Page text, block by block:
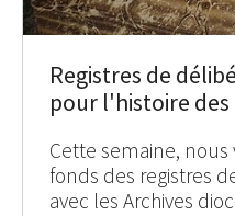
Registres de
pour l'histoire des
Cette semaine,
fonds des registres
avec les Archives